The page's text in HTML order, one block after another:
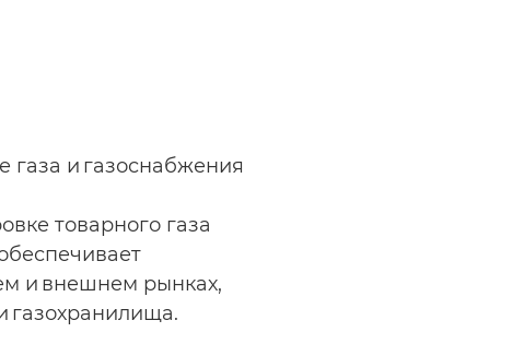
газа и газоснабжения
товарного газа
и внешнем рынках,
газохранилища.